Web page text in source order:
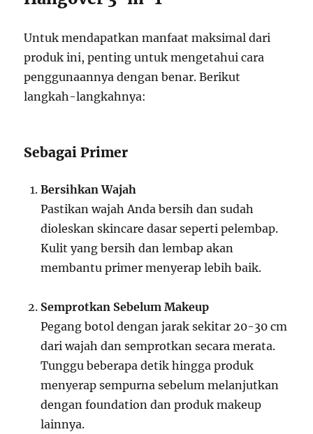
Untuk mendapatkan manfaat maksimal dari
produk ini, penting untuk mengetahui cara
penggunaannya dengan benar. Berikut
langkah-langkahnya:
Sebagai Primer
Bersihkan Wajah
Pastikan wajah Anda bersih dan sudah
dioleskan skincare dasar seperti pelembap.
Kulit yang bersih dan lembap akan
membantu primer menyerap lebih baik.
Semprotkan Sebelum Makeup
Pegang botol dengan jarak sekitar 20-30 cm
dari wajah dan semprotkan secara merata.
Tunggu beberapa detik hingga produk
menyerap sempurna sebelum melanjutkan
dengan foundation dan produk makeup
lainnya.